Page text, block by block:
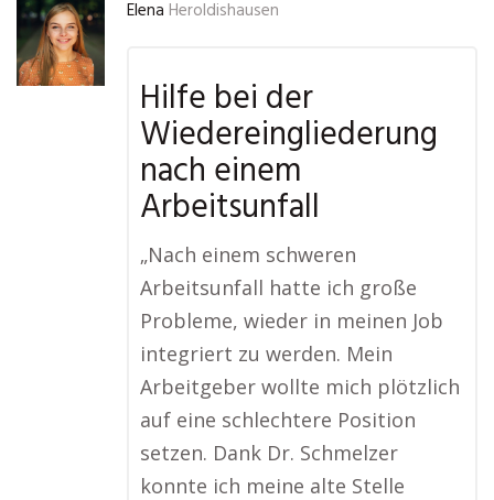
Elena Heroldishausen
Hilfe bei der
Wiedereingliederung
nach einem
Arbeitsunfall
„Nach einem schweren
Arbeitsunfall hatte ich große
Probleme, wieder in meinen Job
integriert zu werden. Mein
Arbeitgeber wollte mich plötzlich
auf eine schlechtere Position
setzen. Dank Dr. Schmelzer
konnte ich meine alte Stelle